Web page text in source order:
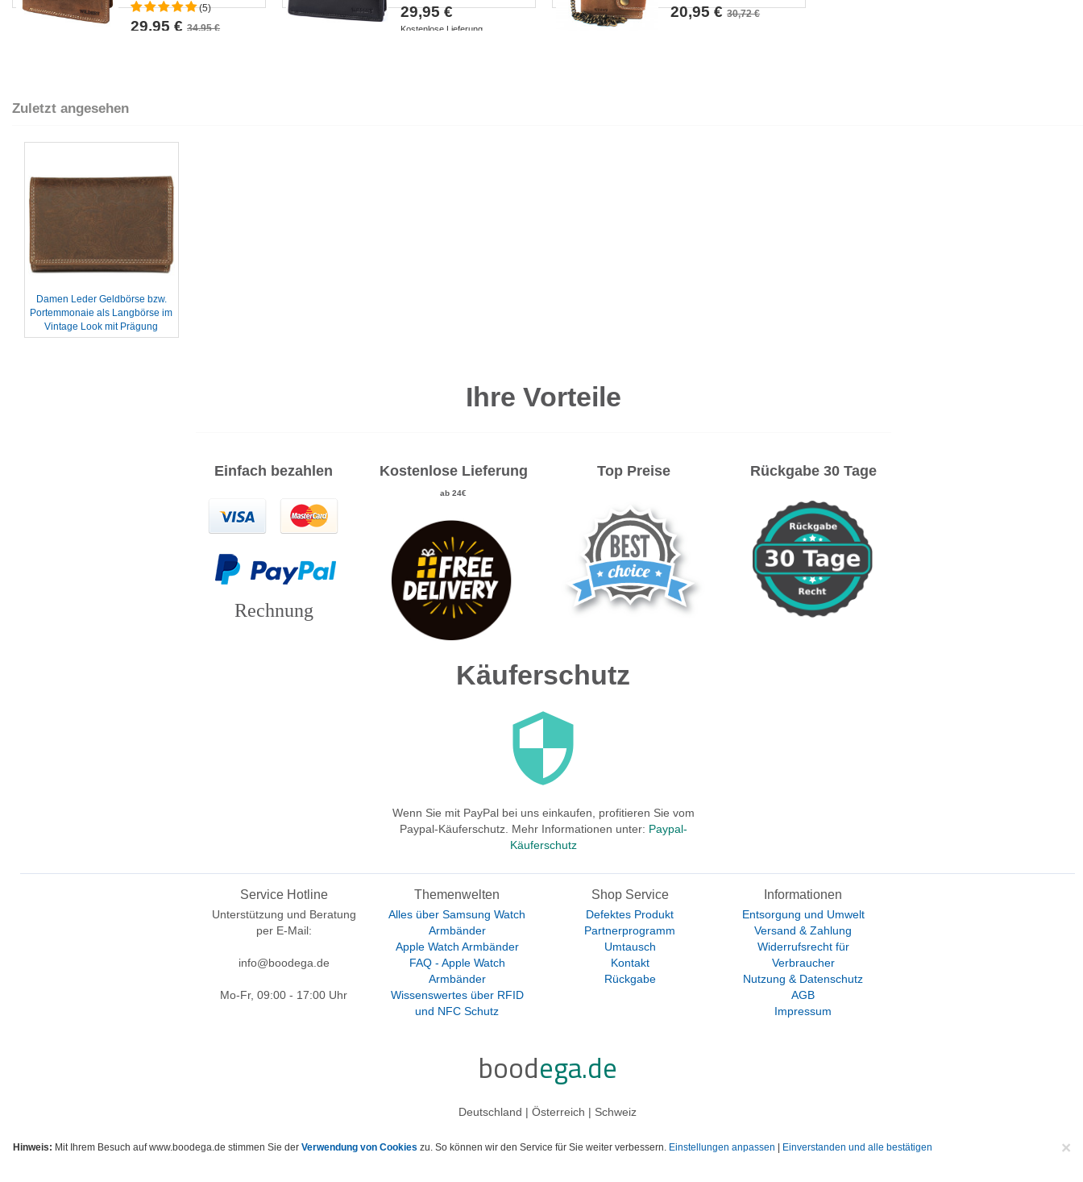
×
Hinweis: Mit Ihrem Besuch auf www.boodega.de stimmen Sie der Verwendung von Cookies zu. So können wir den Service für Sie weiter verbessern. Einstellungen anpassen Einverstanden und alle bestätigen
(5)
29,95 €34,95 €
29,95 €
Kostenlose Lieferung
20,95 €30,72 €
Zuletzt angesehen
Damen Leder Geldbörse bzw.
Portemmonaie als Langbörse im
Vintage Look mit Prägung
Ihre Vorteile
Einfach bezahlen
Rechnung
Kostenlose Lieferung
ab 24€
Top Preise Rückgabe 30 Tage
Käuferschutz
Wenn Sie mit PayPal bei uns einkaufen, profitieren Sie vom
Paypal-Käuferschutz. Mehr Informationen unter: Paypal-
Käuferschutz
Service Hotline
Unterstützung und Beratung
per E-Mail:
info@boodega.de
Mo-Fr, 09:00 - 17:00 Uhr
Themenwelten
Alles über Samsung Watch
Armbänder
Apple Watch Armbänder
FAQ - Apple Watch
Armbänder
Wissenswertes über RFID
und NFC Schutz
Shop Service
Defektes Produkt
Partnerprogramm
Umtausch
Kontakt
Rückgabe
Informationen
Entsorgung und Umwelt
Versand & Zahlung
Widerrufsrecht für
Verbraucher
Nutzung & Datenschutz
AGB
Impressum
boodega.de
Deutschland | Österreich | Schweiz